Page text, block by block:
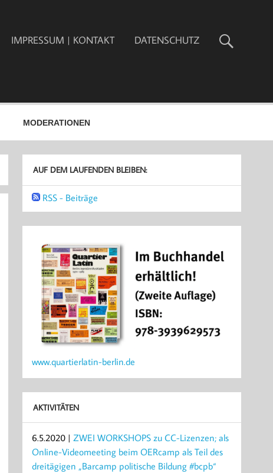
IMPRESSUM | KONTAKT DATENSCHUTZ
MODERATIONEN
AUF DEM LAUFENDEN BLEIBEN:
RSS - Beiträge
www.quartierlatin-berlin.de
AKTIVITÄTEN
6.5.2020 |ZWEI WORKSHOPS zu CC-Lizenzen; als
Online-Videomeeting beim OERcamp als Teil des
dreitägigen „Barcamp politische Bildung #bcpb“